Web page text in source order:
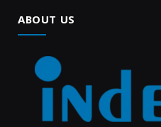
ABOUT US